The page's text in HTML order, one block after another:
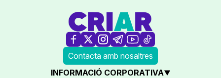
Contacta amb nosaltres
INFORMACIÓ CORPORATIVA